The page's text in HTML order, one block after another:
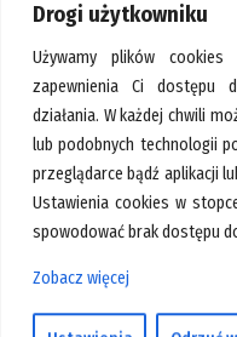
Drogi użytkowniku
Używamy plików
zapewnienia Ci dostępu
działania. W każdej chwili
lub podobnych technologii
przeglądarce bądź aplikacji
Ustawienia cookies w
spowodować brak dostępu
Zobacz więcej
Pawilon:155
+48 733 233 555
Strona internetowa